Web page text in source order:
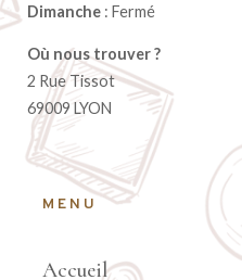
Dimanche : Fermé
Où nous trouver ?
2 Rue Tissot
69009 LYON
MENU
Accueil